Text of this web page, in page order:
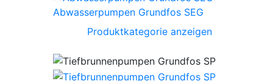
Abwasserpumpen Grundfos SEG
Produktkategorie anzeigen